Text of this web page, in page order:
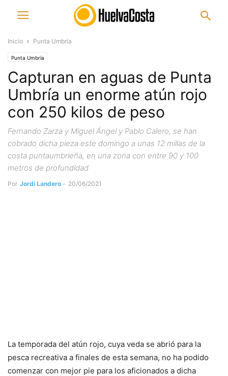
Inicio Punta Umbría
Punta Umbría
Capturan en aguas de Punta
Umbría un enorme atún rojo
con 250 kilos de peso
Fernando Zarza y Miguel Ángel y Pablo Calero, se han
cobrado dicha pieza este domingo a unas 12 millas de la
costa puntaumbrieña, en una zona con entre 90 y 100
metros de profundidad
Por Jordi Landero - 20/06/2021
La temporada del atún rojo, cuya veda se abrió para la
pesca recreativa a finales de esta semana, no ha podido
comenzar con mejor pie para los aficionados a dicha